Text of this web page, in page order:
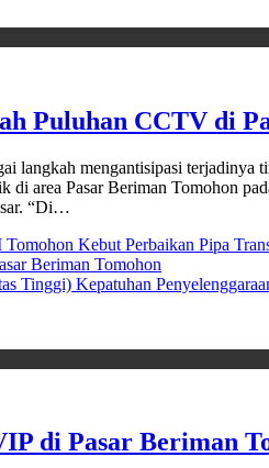
Puluhan CCTV di
langkah mengantisipasi terjadinya
di area Pasar Beriman Tomohon
“Di…
Kebut Perbaikan Pipa
Beriman Tomohon
Tinggi) Kepatuhan
di Pasar Beriman